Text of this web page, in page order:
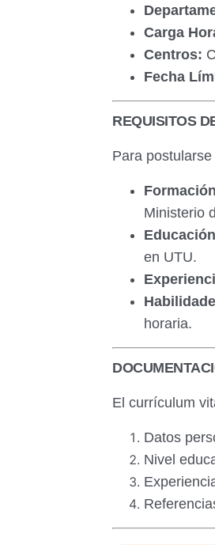
Carga
Centros:
Fecha
REQUISITOS
Para
Ministerio
en UTU.
horaria.
El currículum
Datos
Nivel